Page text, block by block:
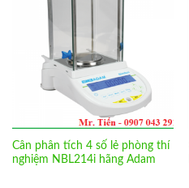
Cân phân tích 4 số lẻ phòng thí
nghiệm NBL214i hãng Adam